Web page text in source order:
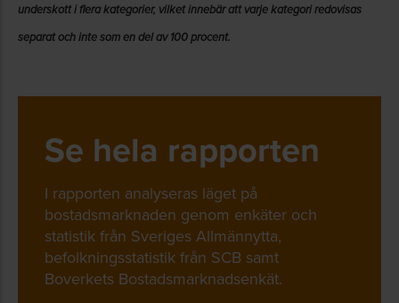
underskott i flera kategorier, vilket innebär att varje kategori redovisas
separat och inte som en del av 100 procent.
Se hela rapporten
I rapporten analyseras läget på
bostadsmarknaden genom enkäter och
statistik från Sveriges Allmännytta,
befolkningsstatistik från SCB samt
Boverkets Bostadsmarknadsenkät.